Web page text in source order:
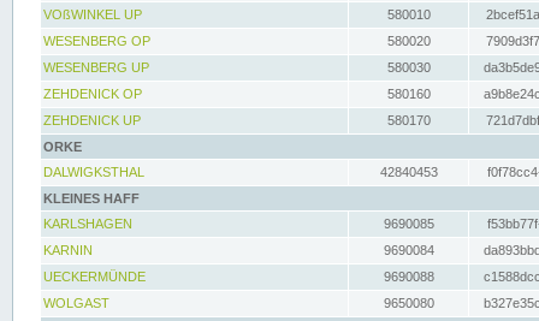
VOßWINKEL UP
580010
WESENBERG OP
580020
WESENBERG UP
580030
ZEHDENICK OP
580160
ZEHDENICK UP
580170
ORKE
DALWIGKSTHAL
42840453
KLEINES HAFF
KARLSHAGEN
9690085
KARNIN
9690084
UECKERMÜNDE
9690088
WOLGAST
9650080